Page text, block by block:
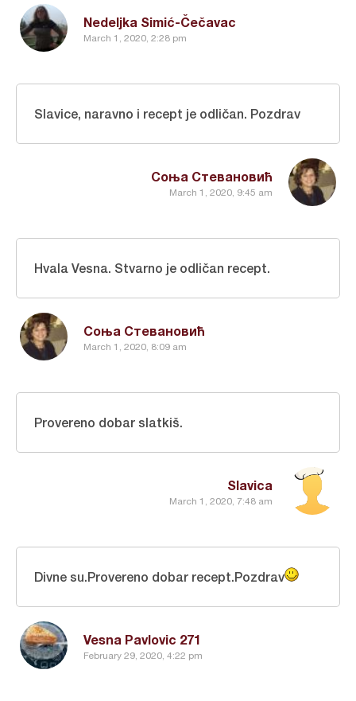
Nedeljka Simić-Čečavac
March 1, 2020, 2:28 pm
Соња Стевановић
March 1, 2020, 9:45 am
Slavice, naravno i recept je odličan. Pozdrav
Соња Стевановић
March 1, 2020, 8:09 am
Hvala Vesna. Stvarno je odličan recept.
Slavica
March 1, 2020, 7:48 am
Provereno dobar slatkiš.
Vesna Pavlovic 271
February 29, 2020, 4:22 pm
Divne su.Provereno dobar recept.Pozdrav